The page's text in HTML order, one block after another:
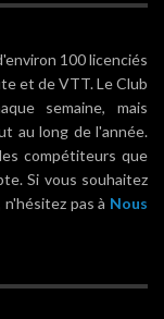
100 licenciés
et de VTT. Le Club
semaine, mais
au long de l'année.
compétiteurs que
Si vous souhaitez
pas à Nous